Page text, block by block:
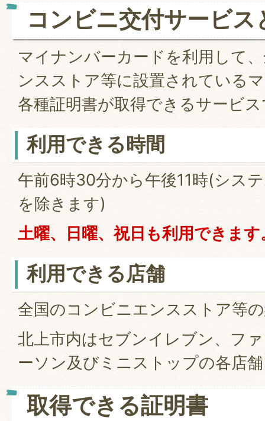
コンビニ交付サービス
マイナンバーカードを利用して
ンスストア等に設置されている
各種証明書が取得できるサービ
利用できる時間
午前6時30分から午後11時(シス
を除きます)
土曜、日曜、祝日も利用できます
利用できる店舗
全国のコンビニエンスストア等
北上市内はセブンイレブン、フ
ーソン及びミニストップの各店
取得できる証明書